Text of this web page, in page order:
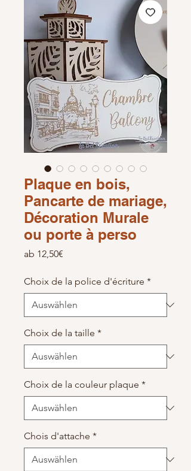
Plaque en bois,
Pancarte de mariage,
Décoration Murale
ou porte à perso
ab 12,50€
Choix de la police d'écriture *
Choix de la taille *
Choix de la couleur plaque *
Chois d'attache *